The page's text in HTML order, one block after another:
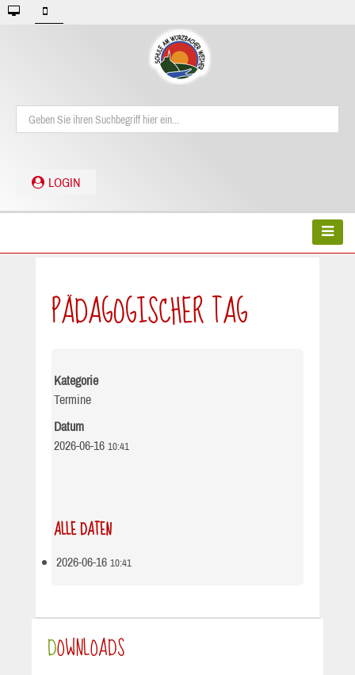
LOGIN
PÄDAGOGISCHER TAG
Kategorie
Termine
Datum
2026-06-16 10:41
ALLE DATEN
2026-06-1610:41
DOWNLOADS